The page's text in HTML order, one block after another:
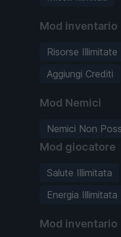
Mod inventario
Risorse Illimitate
Aggiungi Crediti
Mod Nemici
Nemici Non
Mod giocatore
Salute Illimitata
Energia Illimitata
Mod inventario